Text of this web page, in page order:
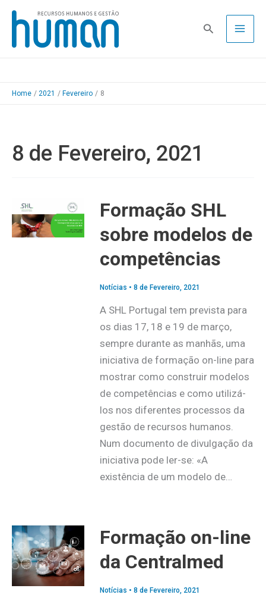
Skip
content
Pesquisa
Home 2021 Fevereiro 8
8 de Fevereiro, 2021
Formação SHL
sobre modelos de
competências
Notícias • 8 de Fevereiro, 2021
A SHL Portugal tem prevista para
os dias 17, 18 e 19 de março,
sempre durante as manhãs, uma
iniciativa de formação on-line para
mostrar como construir modelos
de competências e como utilizá-
los nos diferentes processos da
gestão de recursos humanos.
Num documento de divulgação da
iniciativa pode ler-se: «A
existência de um modelo de…
Formação on-line
da Centralmed
Notícias • 8 de Fevereiro, 2021